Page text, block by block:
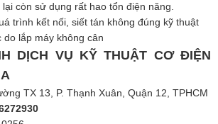
còn sử dụng rất hao tổn điện năng.
trình kết nối, siết tán không đúng kỹ thuật
do lắp máy không cân
DỊCH VỤ KỸ THUẬT CƠ ĐIỆN
TX 13, P. Thạnh Xuân, Quận 12, TPHCM